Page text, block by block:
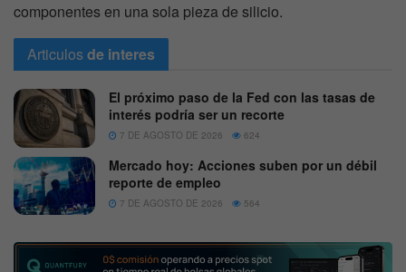
componentes en una sola pieza de silicio.
Articulosde interes
El próximo paso de la Fed con las tasas de
interés podría ser un recorte
7 DE AGOSTO DE 2026 624
Mercado hoy: Acciones suben por un débil
reporte de empleo
7 DE AGOSTO DE 2026 564